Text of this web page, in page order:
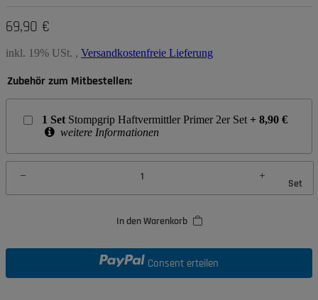
69,90 €
inkl. 19% USt. , Versandkostenfreie Lieferung
Zubehör zum Mitbestellen:
1 Set Stompgrip Haftvermittler Primer 2er Set + 8,90 €
weitere Informationen
Set
In den Warenkorb
Consent erteilen